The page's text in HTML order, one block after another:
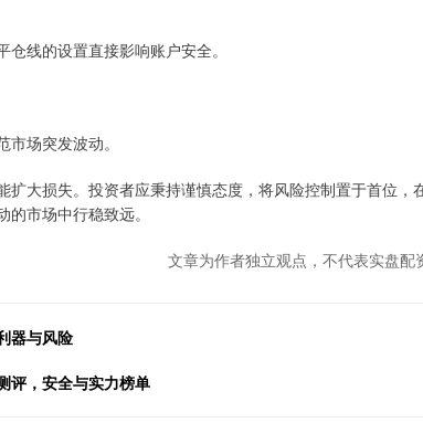
线的设置直接影响账户安全。
场突发波动。
大损失。投资者应秉持谨慎态度，将风险控制置于首位，
市场中行稳致远。
文章为作者独立观点，不代表实盘配
器与风险
评，安全与实力榜单